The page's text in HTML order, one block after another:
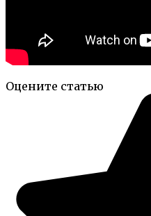
Оцените статью